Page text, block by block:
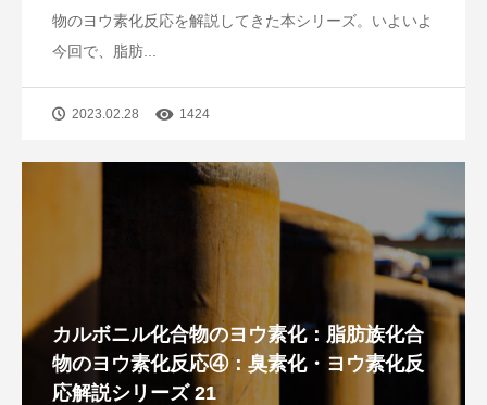
物のヨウ素化反応を解説してきた本シリーズ。いよいよ
今回で、脂肪...
2023.02.28 1424
カルボニル化合物のヨウ素化：脂肪族化合
物のヨウ素化反応④：臭素化・ヨウ素化反
応解説シリーズ 21